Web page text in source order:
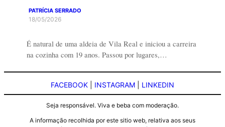
PATRÍCIA SERRADO
18/05/2026
É natural de uma aldeia de Vila Real e iniciou a carreira
na cozinha com 19 anos. Passou por lugares,…
FACEBOOK INSTAGRAM LINKEDIN
Seja responsável. Viva e beba com moderação.
A informação recolhida por este sitio web, relativa aos seus